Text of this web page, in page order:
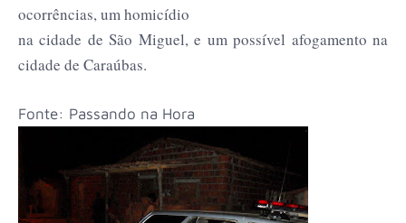
ocorrências, um homicídio
na cidade de São Miguel, e um possível afogamento na
cidade de Caraúbas.
Fonte: Passando na Hora